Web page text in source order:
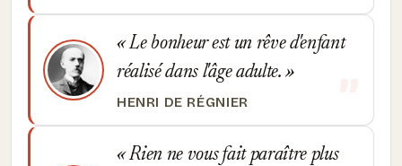
Le bonheur est un rêve d'enfant
réalisé dans l'âge adulte.
HENRI DE RÉGNIER
Rien ne vous fait paraître plus